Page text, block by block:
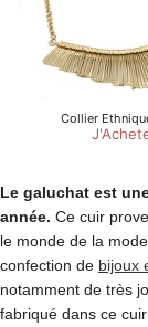
Le galuchat est
année. Ce cuir
le monde de la
confection de bijoux
notamment de très
fabriqué dans ce